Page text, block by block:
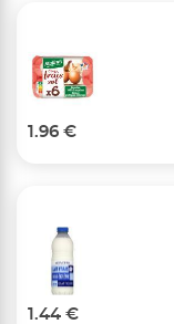
1.96 €
1.44 €